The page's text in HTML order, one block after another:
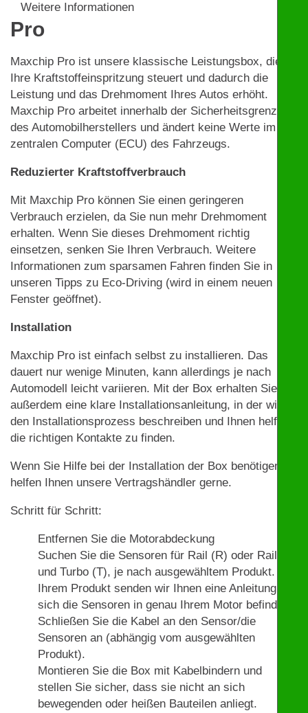
Weitere Informationen
Pro
Maxchip Pro ist unsere klassische Leistungsbox, die
Ihre Kraftstoffeinspritzung steuert und dadurch die
Leistung und das Drehmoment Ihres Autos erhöht.
Maxchip Pro arbeitet innerhalb der Sicherheitsgrenzen
des Automobilherstellers und ändert keine Werte im
zentralen Computer (ECU) des Fahrzeugs.
Reduzierter Kraftstoffverbrauch
Mit Maxchip Pro können Sie einen geringeren
Verbrauch erzielen, da Sie nun mehr Drehmoment
erhalten. Wenn Sie dieses Drehmoment richtig
einsetzen, senken Sie Ihren Verbrauch. Weitere
Informationen zum sparsamen Fahren finden Sie in
unseren Tipps zu Eco-Driving (wird in einem neuen
Fenster geöffnet).
Installation
Maxchip Pro ist einfach selbst zu installieren. Das
dauert nur wenige Minuten, kann allerdings je nach
Automodell leicht variieren. Mit der Box erhalten Sie
außerdem eine klare Installationsanleitung, in der wir
den Installationsprozess beschreiben und Ihnen helfen,
die richtigen Kontakte zu finden.
Wenn Sie Hilfe bei der Installation der Box benötigen,
helfen Ihnen unsere Vertragshändler gerne.
Schritt für Schritt:
Entfernen Sie die Motorabdeckung
Suchen Sie die Sensoren für Rail (R) oder Rail (R)
und Turbo (T), je nach ausgewähltem Produkt. Mit
Ihrem Produkt senden wir Ihnen eine Anleitung, wo
sich die Sensoren in genau Ihrem Motor befinden.
Schließen Sie die Kabel an den Sensor/die
Sensoren an (abhängig vom ausgewählten
Produkt).
Montieren Sie die Box mit Kabelbindern und
stellen Sie sicher, dass sie nicht an sich
bewegenden oder heißen Bauteilen anliegt.